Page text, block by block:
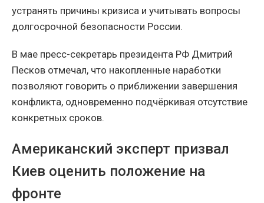
устранять причины кризиса и учитывать вопросы
долгосрочной безопасности России.
В мае пресс-секретарь президента РФ Дмитрий
Песков отмечал, что накопленные наработки
позволяют говорить о приближении завершения
конфликта, одновременно подчёркивая отсутствие
конкретных сроков.
Американский эксперт призвал
Киев оценить положение на
фронте